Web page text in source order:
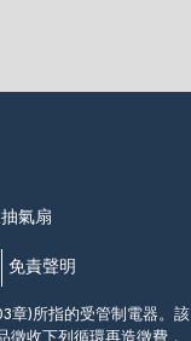
氣扇
免責聲明
章)所指的受管制電器。該